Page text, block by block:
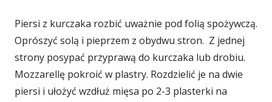
Piersi z kurczaka rozbić uważnie pod folią spożywczą.
Oprószyć solą i pieprzem z obydwu stron. Z jednej
strony posypać przyprawą do kurczaka lub drobiu.
Mozzarellę pokroić w plastry. Rozdzielić je na dwie
piersi i ułożyć wzdłuż mięsa po 2-3 plasterki na